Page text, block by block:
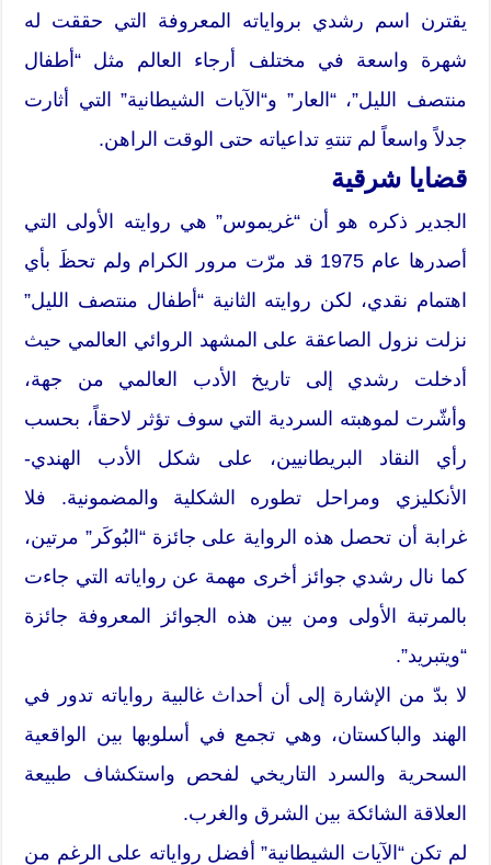
يقترن اسم رشدي برواياته المعروفة التي حققت له
شهرة واسعة في مختلف أرجاء العالم مثل “أطفال
منتصف الليل”، “العار” و“الآيات الشيطانية” التي أثارت
جدلاً واسعاً لم تنتهِ تداعياته حتى الوقت الراهن.
قضايا شرقية
الجدير ذكره هو أن “غريموس” هي روايته الأولى التي
أصدرها عام 1975 قد مرّت مرور الكرام ولم تحظَ بأي
اهتمام نقدي، لكن روايته الثانية “أطفال منتصف الليل”
نزلت نزول الصاعقة على المشهد الروائي العالمي حيث
أدخلت رشدي إلى تاريخ الأدب العالمي من جهة،
وأشّرت لموهبته السردية التي سوف تؤثر لاحقاً، بحسب
رأي النقاد البريطانيين، على شكل الأدب الهندي-
الأنكليزي ومراحل تطوره الشكلية والمضمونية. فلا
غرابة أن تحصل هذه الرواية على جائزة “البُوكَر” مرتين،
كما نال رشدي جوائز أخرى مهمة عن رواياته التي جاءت
بالمرتبة الأولى ومن بين هذه الجوائز المعروفة جائزة
“ويتبريد”.
لا بدّ من الإشارة إلى أن أحداث غالبية رواياته تدور في
الهند والباكستان، وهي تجمع في أسلوبها بين الواقعية
السحرية والسرد التاريخي لفحص واستكشاف طبيعة
العلاقة الشائكة بين الشرق والغرب.
لم تكن “الآيات الشيطانية” أفضل رواياته على الرغم من